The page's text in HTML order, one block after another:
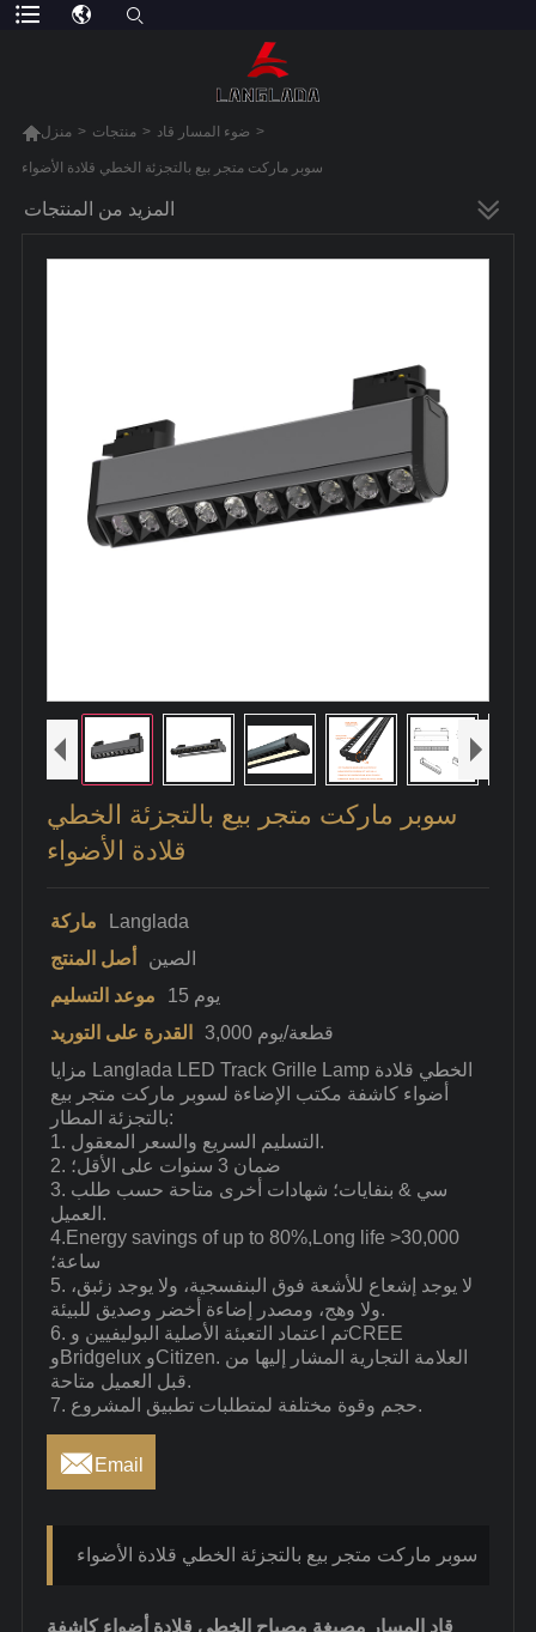
منزل > منتجات > ضوء المسار قاد >
سوبر ماركت متجر بيع بالتجزئة الخطي قلادة الأضواء
المزيد من المنتجات
سوبر ماركت متجر بيع بالتجزئة الخطي
قلادة الأضواء
ماركة
Langlada
أصل المنتج
الصين
موعد التسليم
15 يوم
القدرة على التوريد
3,000 قطعة/يوم
مزايا Langlada LED Track Grille Lamp الخطي قلادة
أضواء كاشفة مكتب الإضاءة لسوبر ماركت متجر بيع
بالتجزئة المطار:
1. التسليم السريع والسعر المعقول.
2. ضمان 3 سنوات على الأقل؛
3. سي & بنفايات؛ شهادات أخرى متاحة حسب طلب
العميل.
4.Energy savings of up to 80%,Long life >30,000
ساعة؛
5. لا يوجد إشعاع للأشعة فوق البنفسجية، ولا يوجد زئبق،
ولا وهج، ومصدر إضاءة أخضر وصديق للبيئة.
6. تم اعتماد التعبئة الأصلية البوليفيين وCREE
وBridgelux وCitizen. العلامة التجارية المشار إليها من
قبل العميل متاحة.
7. حجم وقوة مختلفة لمتطلبات تطبيق المشروع.
 Email
سوبر ماركت متجر بيع بالتجزئة الخطي قلادة الأضواء
قاد المسار مصبغة مصباح الخطي قلادة أضواء كاشفة